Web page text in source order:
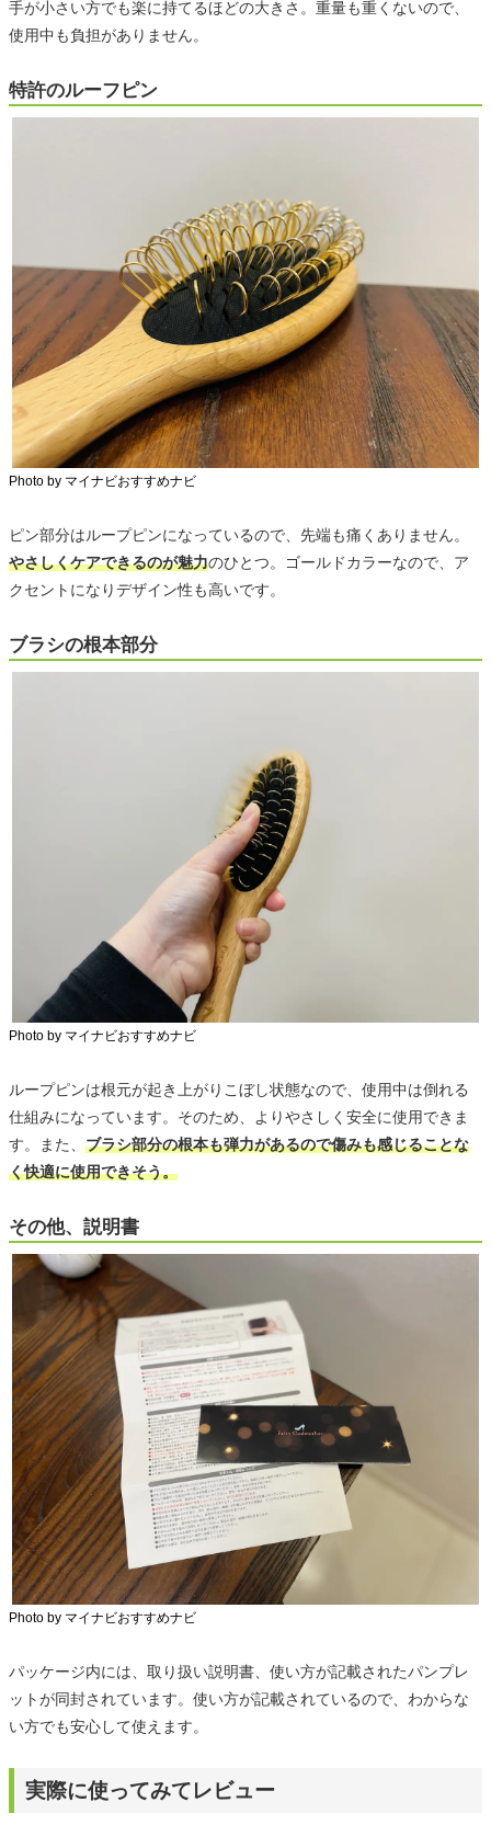
手が小さい方でも楽に持てるほどの大きさ。重量も重くないので、
使用中も負担がありません。
特許のルーフピン
Photo by マイナビおすすめナビ
ピン部分はループピンになっているので、先端も痛くありません。
やさしくケアできるのが魅力のひとつ。ゴールドカラーなので、ア
クセントになりデザイン性も高いです。
ブラシの根本部分
Photo by マイナビおすすめナビ
ループピンは根元が起き上がりこぼし状態なので、使用中は倒れる
仕組みになっています。そのため、よりやさしく安全に使用できま
す。また、 ブラシ部分の根本も弾力があるので傷みも感じることな
く快適に使用できそう。
その他、説明書
Photo by マイナビおすすめナビ
パッケージ内には、取り扱い説明書、使い方が記載されたパンプレ
ットが同封されています。使い方が記載されているので、わからな
い方でも安心して使えます。
実際に使ってみてレビュー